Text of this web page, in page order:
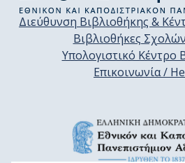
Διεύθυνση Βιβλιοθήκης &
Βιβλιοθήκες
Υπολογιστικό Κέντρο
Επικοινωνία /